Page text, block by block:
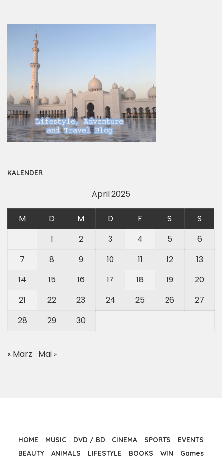
KALENDER
April 2025
M D M D F S
S
1
2 3 4 5
6
7
8 9 10 11 12
13
14
15 16 17 18 19
20
21
22 23 24 25 26
27
28
29 30
« März Mai »
HOME MUSIC DVD / BD CINEMA SPORTS
EVENTS
BEAUTY
ANIMALS LIFESTYLE BOOKS WIN
Games